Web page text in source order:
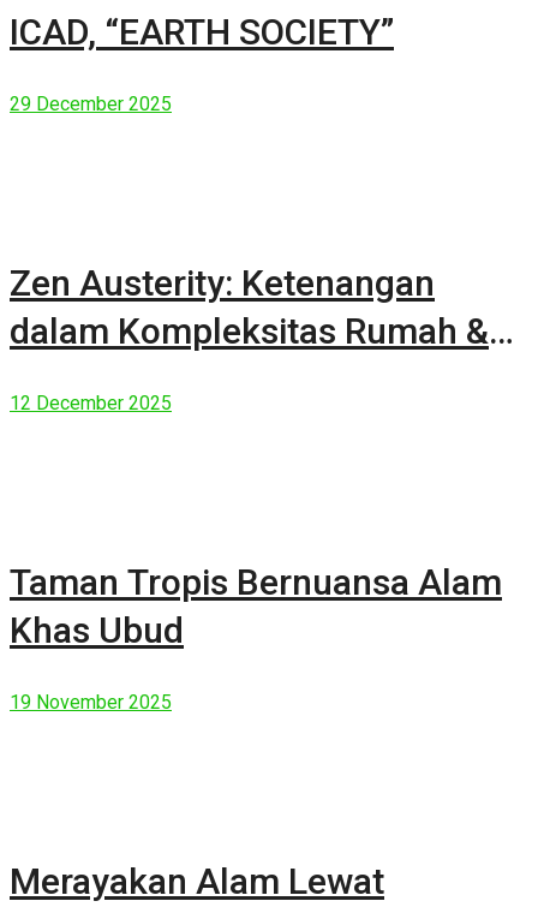
ICAD, “EARTH SOCIETY”
29 December 2025
Zen Austerity: Ketenangan
dalam Kompleksitas Rumah &
12 December 2025
Taman Tropis Bernuansa Alam
Khas Ubud
19 November 2025
Merayakan Alam Lewat